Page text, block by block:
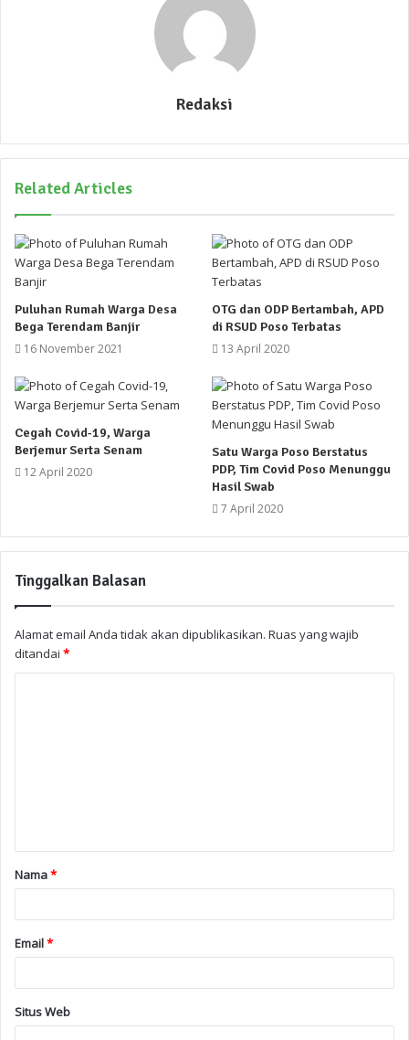
Redaksi
Related Articles
Puluhan Rumah Warga Desa
Bega Terendam Banjir
16 November 2021
OTG dan ODP Bertambah, APD
di RSUD Poso Terbatas
13 April 2020
Cegah Covid-19, Warga
Berjemur Serta Senam
12 April 2020
Satu Warga Poso Berstatus
PDP, Tim Covid Poso Menunggu
Hasil Swab
7 April 2020
Tinggalkan Balasan
Alamat email Anda tidak akan dipublikasikan. Ruas yang wajib
ditandai *
Nama*
Email*
Situs Web